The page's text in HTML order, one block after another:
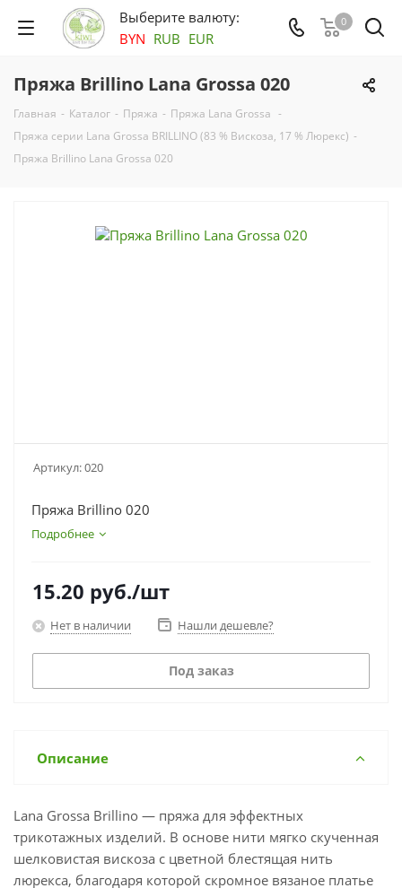
Выберите валюту:
BYN RUB EUR
0
Пряжа Brillino Lana Grossa 020
Главная - Каталог - Пряжа - Пряжа Lana Grossa -
Пряжа серии Lana Grossa BRILLINO (83 % Вискоза, 17 % Люрекс) -
Пряжа Brillino Lana Grossa 020
Артикул:020
Пряжа Brillino 020
Подробнее
15.20 руб./шт
Нет в наличии Нашли дешевле?
Под заказ
Описание
Lana Grossa Brillino — пряжа для эффектных
трикотажных изделий. В основе нити мягко скученная
шелковистая вискоза c цветной блестящая нить
люрекса, благодаря которой скромное вязаное платье